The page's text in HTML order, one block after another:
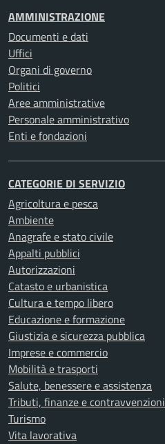
AMMINISTRAZIONE
Documenti e dati
Uffici
Organi di governo
Politici
Aree amministrative
Personale amministrativo
Enti e fondazioni
CATEGORIE DI SERVIZIO
Agricoltura e pesca
Ambiente
Anagrafe e stato civile
Appalti pubblici
Autorizzazioni
Catasto e urbanistica
Cultura e tempo libero
Educazione e formazione
Giustizia e sicurezza pubblica
Imprese e commercio
Mobilità e trasporti
Salute, benessere e assistenza
Tributi, finanze e contravvenzioni
Turismo
Vita lavorativa